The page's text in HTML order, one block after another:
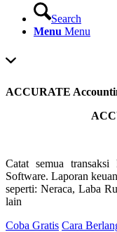
Search
Menu Menu
ACCURATE
Catat semua
Software. Laporan
seperti: Neraca, Laba
lain
Coba Gratis Cara